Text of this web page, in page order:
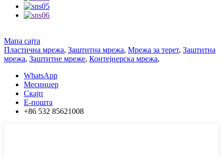
Мапа сајта
Пластична мрежа, Заштитна мрежа, Мрежа за терет, Заштитна
мрежа, Заштитне мреже, Контејнерска мрежа,
WhatsApp
Месинџер
Скајп
Е-пошта
+86 532 85621008